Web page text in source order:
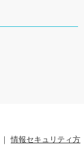
｜情報セキュリティ方